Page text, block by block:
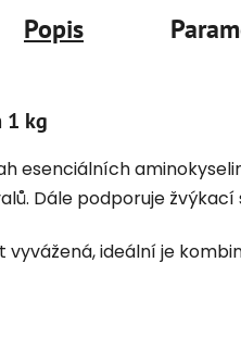
Popis
1 kg
esenciálních
Dále podporuje
ideální je